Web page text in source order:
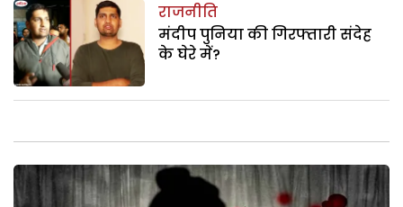
राजनीति
मंदीप पुनिया की गिरफ्तारी संदेह
के घेरे में?